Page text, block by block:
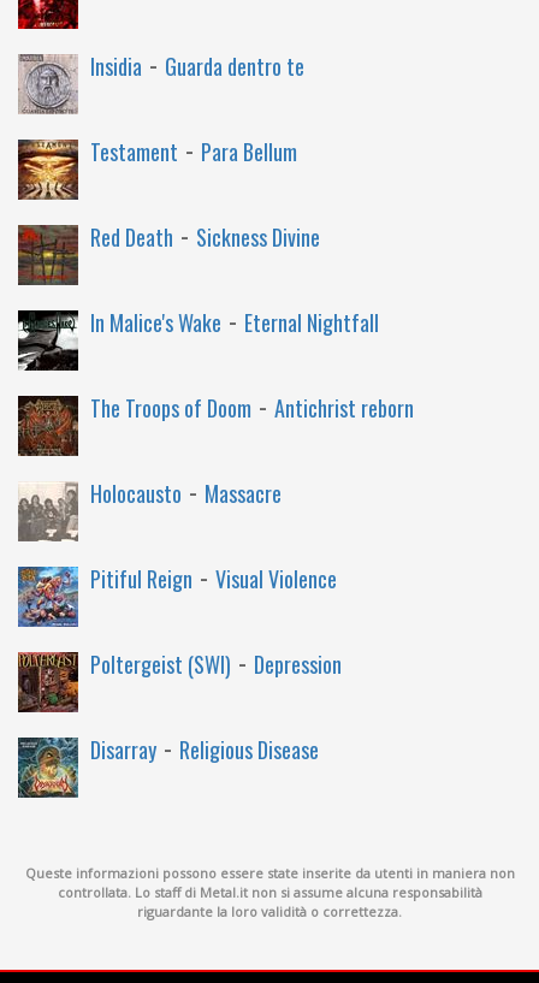
Insidia - Guarda dentro te
Testament - Para Bellum
Red Death - Sickness Divine
In Malice's Wake - Eternal Nightfall
The Troops of Doom - Antichrist reborn
Holocausto - Massacre
Pitiful Reign - Visual Violence
Poltergeist (SWI) - Depression
Disarray - Religious Disease
Queste informazioni possono essere state inserite da utenti in maniera non
controllata. Lo staff di Metal.it non si assume alcuna responsabilità
riguardante la loro validità o correttezza.